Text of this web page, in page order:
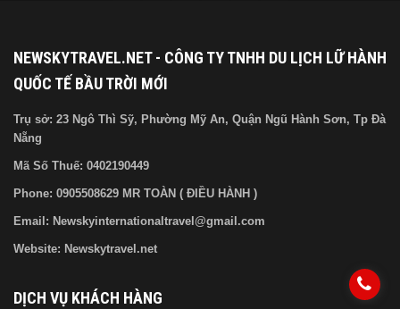
NEWSKYTRAVEL.NET - CÔNG TY TNHH DU LỊCH LỮ HÀNH
QUỐC TẾ BẦU TRỜI MỚI
Trụ sở: 23 Ngô Thì Sỹ, Phường Mỹ An, Quận Ngũ Hành Sơn, Tp Đà
Nẵng
Mã Số Thuế: 0402190449
Phone: 0905508629 MR TOÀN ( ĐIỀU HÀNH )
Email: Newskyinternationaltravel@gmail.com
Website: Newskytravel.net
DỊCH VỤ KHÁCH HÀNG